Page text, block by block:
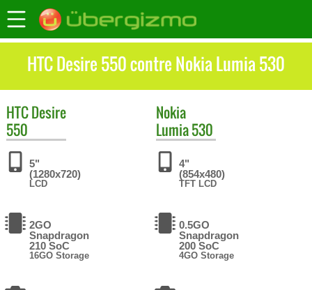
HTC Desire 550 contre Nokia Lumia 530
HTCDesire
550
5"
(1280x720)
LCD
2GO
Snapdragon
210 SoC
16GO Storage
Nokia
Lumia 530
4"
(854x480)
TFT LCD
0.5GO
Snapdragon
200 SoC
4GO Storage